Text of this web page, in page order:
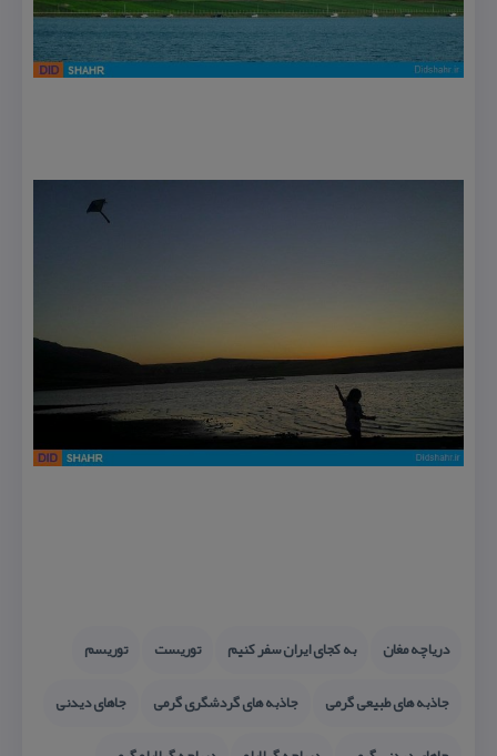
دریاچه مغان به كجای ایران سفر كنیم توریست
توریسم
جاذبه های طبیعی گرمی
جاذبه های گردشگری گرمی
جاهای دیدنی